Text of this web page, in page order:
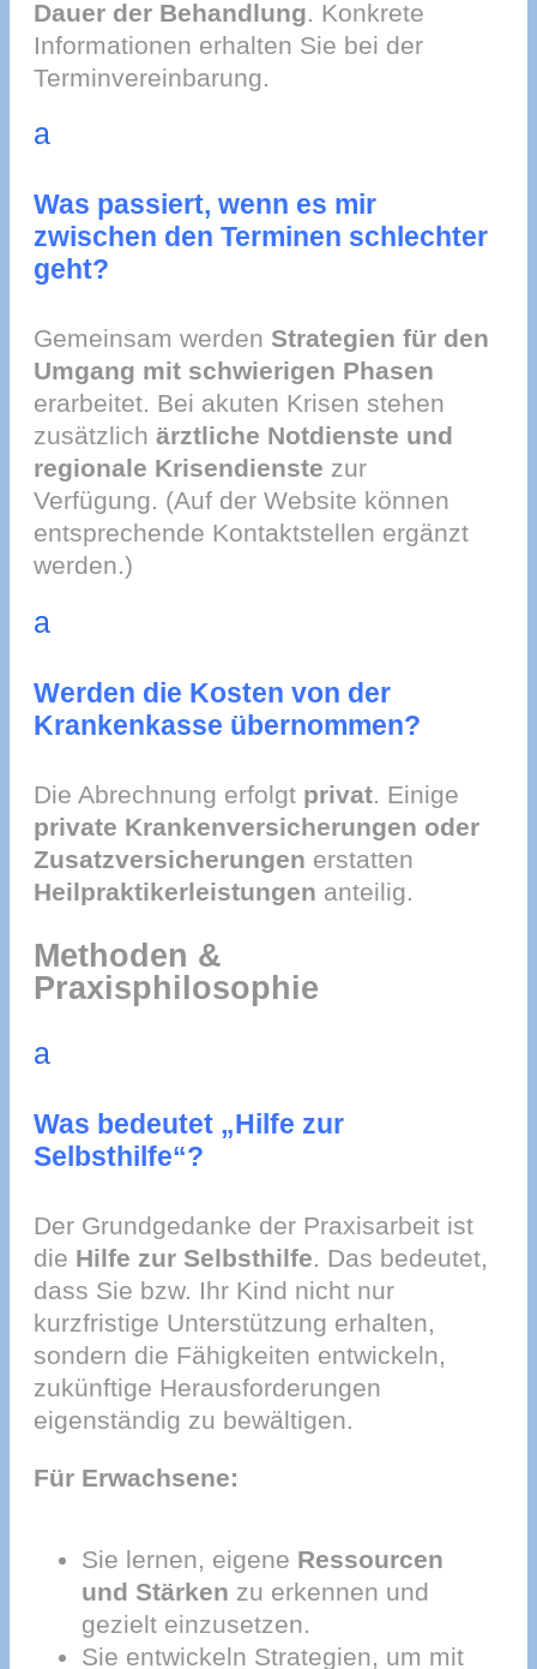
Dauer der Behandlung. Konkrete
Informationen erhalten Sie bei der
Terminvereinbarung.
a
Was passiert, wenn es mir
zwischen den Terminen schlechter
geht?
Gemeinsam werden Strategien für den
Umgang mit schwierigen Phasen
erarbeitet. Bei akuten Krisen stehen
zusätzlich ärztliche Notdienste und
regionale Krisendienste zur
Verfügung. (Auf der Website können
entsprechende Kontaktstellen ergänzt
werden.)
a
Werden die Kosten von der
Krankenkasse übernommen?
Die Abrechnung erfolgt privat. Einige
private Krankenversicherungen oder
Zusatzversicherungen erstatten
Heilpraktikerleistungen anteilig.
Methoden &
Praxisphilosophie
a
Was bedeutet „Hilfe zur
Selbsthilfe“?
Der Grundgedanke der Praxisarbeit ist
die Hilfe zur Selbsthilfe. Das bedeutet,
dass Sie bzw. Ihr Kind nicht nur
kurzfristige Unterstützung erhalten,
sondern die Fähigkeiten entwickeln,
zukünftige Herausforderungen
eigenständig zu bewältigen.
Für Erwachsene:
Sie lernen, eigene Ressourcen
und Stärken zu erkennen und
gezielt einzusetzen.
Sie entwickeln Strategien, um mit